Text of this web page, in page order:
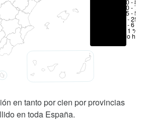
50 -
25 -
6 - 25
1 - 6 %
< 1 %
No hay
en tanto por cien por provincias
en toda España.